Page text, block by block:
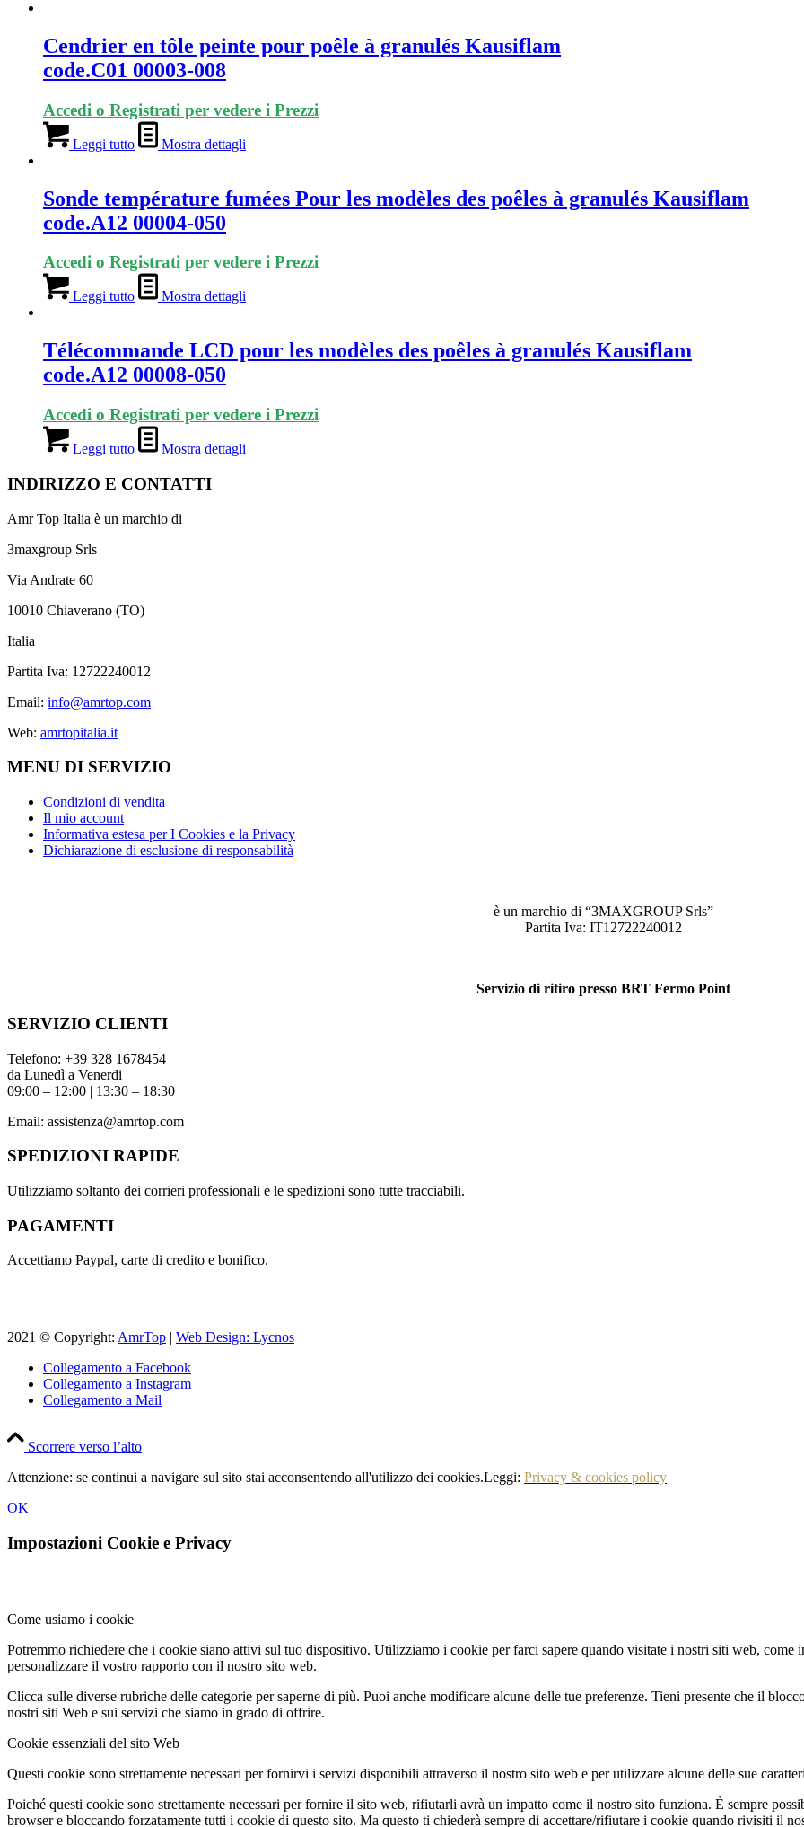
Cendrier en tôle peinte pour poêle à granulés Kausiflam
code.C01 00003-008
Accedi o Registrati per vedere i Prezzi
Leggi tutto Mostra dettagli
Sonde température fumées Pour les modèles des poêles à granulés Kausiflam
code.A12 00004-050
Accedi o Registrati per vedere i Prezzi
Leggi tutto Mostra dettagli
Télécommande LCD pour les modèles des poêles à granulés Kausiflam
code.A12 00008-050
Accedi o Registrati per vedere i Prezzi
Leggi tutto Mostra dettagli
INDIRIZZO E CONTATTI
Amr Top Italia è un marchio di
3maxgroup Srls
Via Andrate 60
10010 Chiaverano (TO)
Italia
Partita Iva: 12722240012
Email: info@amrtop.com
Web: amrtopitalia.it
MENU DI SERVIZIO
Condizioni di vendita
Il mio account
Informativa estesa per I Cookies e la Privacy
Dichiarazione di esclusione di responsabilità
è un marchio di “3MAXGROUP Srls”
Partita Iva: IT12722240012
Servizio di ritiro presso BRT Fermo Point
SERVIZIO CLIENTI
Telefono: +39 328 1678454
da Lunedì a Venerdi
09:00 – 12:00 | 13:30 – 18:30
Email: assistenza@amrtop.com
SPEDIZIONI RAPIDE
Utilizziamo soltanto dei corrieri professionali e le spedizioni sono tutte tracciabili.
PAGAMENTI
Accettiamo Paypal, carte di credito e bonifico.
2021 © Copyright: AmrTop | Web Design: Lycnos
Collegamento a Facebook
Collegamento a Instagram
Collegamento a Mail
Scorrere verso l’alto
Attenzione: se continui a navigare sul sito stai acconsentendo all'utilizzo dei cookies.Leggi: Privacy & cookies policy
OK
Impostazioni Cookie e Privacy
Come usiamo i cookie
Potremmo richiedere che i cookie siano attivi sul tuo dispositivo. Utilizziamo i cookie per farci sapere quando visitate i nostri siti web, come
personalizzare il vostro rapporto con il nostro sito web.
Clicca sulle diverse rubriche delle categorie per saperne di più. Puoi anche modificare alcune delle tue preferenze. Tieni presente che il
nostri siti Web e sui servizi che siamo in grado di offrire.
Cookie essenziali del sito Web
Questi cookie sono strettamente necessari per fornirvi i servizi disponibili attraverso il nostro sito web e per utilizzare alcune delle sue
Poiché questi cookie sono strettamente necessari per fornire il sito web, rifiutarli avrà un impatto come il nostro sito funziona. È sempre
browser e bloccando forzatamente tutti i cookie di questo sito. Ma questo ti chiederà sempre di accettare/rifiutare i cookie quando rivisiti il